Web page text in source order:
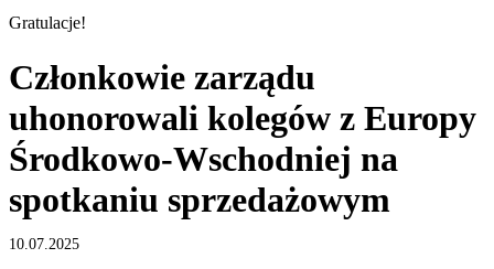
Gratulacje!
Członkowie zarządu
uhonorowali kolegów z Europy
Środkowo-Wschodniej na
spotkaniu sprzedażowym
10.07.2025